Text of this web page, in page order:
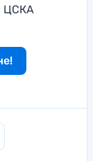
ЦСКА